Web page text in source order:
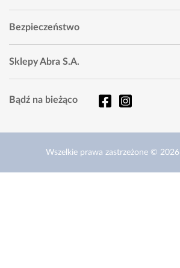
Bezpieczeństwo
Sklepy Abra S.A.
Bądź na bieżąco
Wszelkie prawa zastrzeżone © 2026